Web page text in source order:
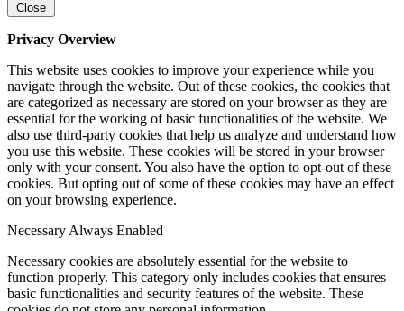
Close
Privacy Overview
This website uses cookies to improve your experience while you
navigate through the website. Out of these cookies, the cookies that
are categorized as necessary are stored on your browser as they are
essential for the working of basic functionalities of the website. We
also use third-party cookies that help us analyze and understand how
you use this website. These cookies will be stored in your browser
only with your consent. You also have the option to opt-out of these
cookies. But opting out of some of these cookies may have an effect
on your browsing experience.
Necessary Always Enabled
Necessary cookies are absolutely essential for the website to
function properly. This category only includes cookies that ensures
basic functionalities and security features of the website. These